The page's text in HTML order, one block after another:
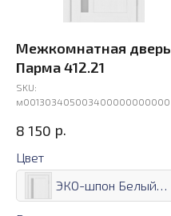
Межкомнатная дверь
Парма 412.21
SKU:
м001303405003400000000000
8 150 р.
Цвет
ЭКО-шпон Белый лёд